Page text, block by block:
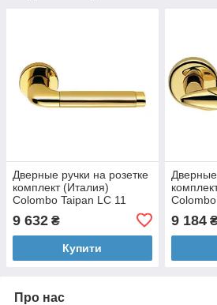
Дверные ручки на розетке
комплект (Италия)
Colombo Taipan LC 11
латунь/матовое золото
9 632 ₴
Купити
Дверные
матовое
9 184
Про нас